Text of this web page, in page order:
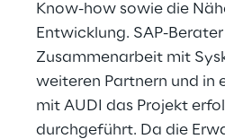
Know-how sowie die
Entwicklung. SAP-
Zusammenarbeit mit
weiteren Partnern und in
mit AUDI das Projekt
durchgeführt. Da die